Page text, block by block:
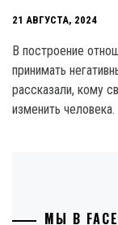
21 АВГУСТА, 2024
В построение
принимать
рассказали, кому
изменить человека.
МЫ В